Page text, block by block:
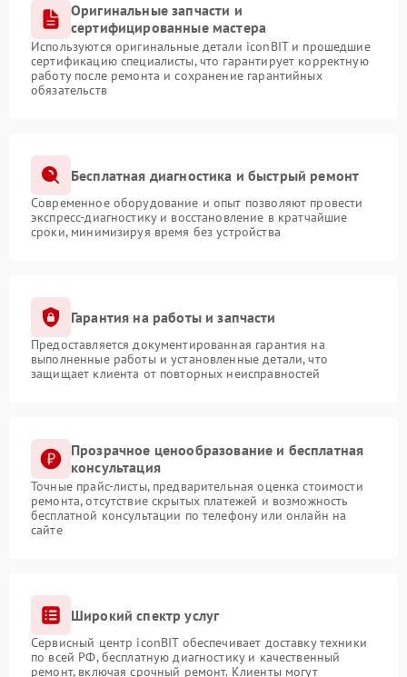
Оригинальные запчасти и
сертифицированные мастера
Используются оригинальные детали iconBIT и прошедшие
сертификацию специалисты, что гарантирует корректную
работу после ремонта и сохранение гарантийных
обязательств
Бесплатная диагностика и быстрый ремонт
Современное оборудование и опыт позволяют провести
экспресс-диагностику и восстановление в кратчайшие
сроки, минимизируя время без устройства
Гарантия на работы и запчасти
Предоставляется документированная гарантия на
выполненные работы и установленные детали, что
защищает клиента от повторных неисправностей
Прозрачное ценообразование и бесплатная
консультация
Точные прайс-листы, предварительная оценка стоимости
ремонта, отсутствие скрытых платежей и возможность
бесплатной консультации по телефону или онлайн на
сайте
Широкий спектр услуг
Сервисный центр iconBIT обеспечивает доставку техники
по всей РФ, бесплатную диагностику и качественный
ремонт, включая срочный ремонт. Клиенты могут